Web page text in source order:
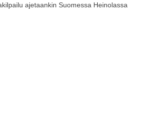
ajetaankin Suomessa Heinolassa